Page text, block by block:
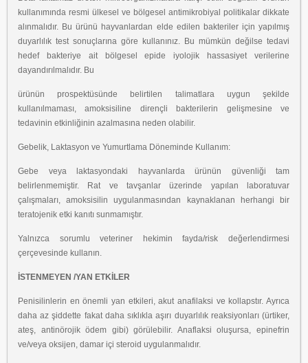
kullanımında resmi ülkesel ve bölgesel antimikrobiyal politikalar dikkate
alınmalıdır. Bu ürünü hayvanlardan elde edilen bakteriler için yapılmış
duyarlılık test sonuçlarına göre kullanınız. Bu mümkün değilse tedavi
hedef bakteriye ait bölgesel epide iyolojik hassasiyet verilerine
dayandırılmalıdır. Bu
ürünün prospektüsünde belirtilen talimatlara uygun şekilde
kullanılmaması, amoksisiline dirençli bakterilerin gelişmesine ve
tedavinin etkinliğinin azalmasına neden olabilir.
Gebelik, Laktasyon ve Yumurtlama Döneminde Kullanım:
Gebe veya laktasyondaki hayvanlarda ürünün güvenliği tam
belirlenmemiştir. Rat ve tavşanlar üzerinde yapılan laboratuvar
çalışmaları, amoksisilin uygulanmasından kaynaklanan
herhangi bir
teratojenik etki kanıtı sunmamıştır.
Yalnızca sorumlu veteriner hekimin fayda/risk değerlendirmesi
çerçevesinde kullanın.
İSTENMEYEN /YAN ETKİLER
Penisilinlerin en önemli yan etkileri, akut anafilaksi ve kollapstır. Ayrıca
daha az şiddette fakat daha sıklıkla aşırı duyarlılık reaksiyonları (ürtiker,
ateş, antinörojik ödem gibi)görülebilir. Anaflaksi oluşursa, epinefrin
ve/veya oksijen, damar içi steroid uygulanmalıdır.